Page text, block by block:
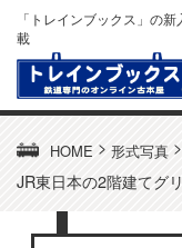
「トレインブックス」の
載
HOME > 形式写真 >
JR東日本の2階建てグ